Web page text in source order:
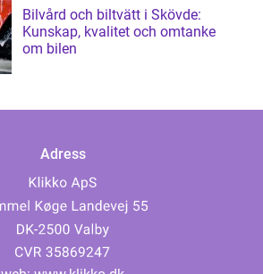
Bilvård och biltvätt i Skövde:
Kunskap, kvalitet och omtanke
om bilen
Adress